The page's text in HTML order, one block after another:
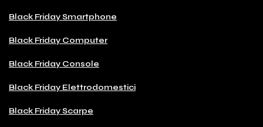
Black Friday Smartphone
Black Friday Computer
Black Friday Console
Black Friday Elettrodomestici
Black Friday Scarpe